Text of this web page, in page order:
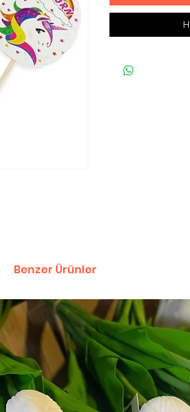
Benzer Ürünler